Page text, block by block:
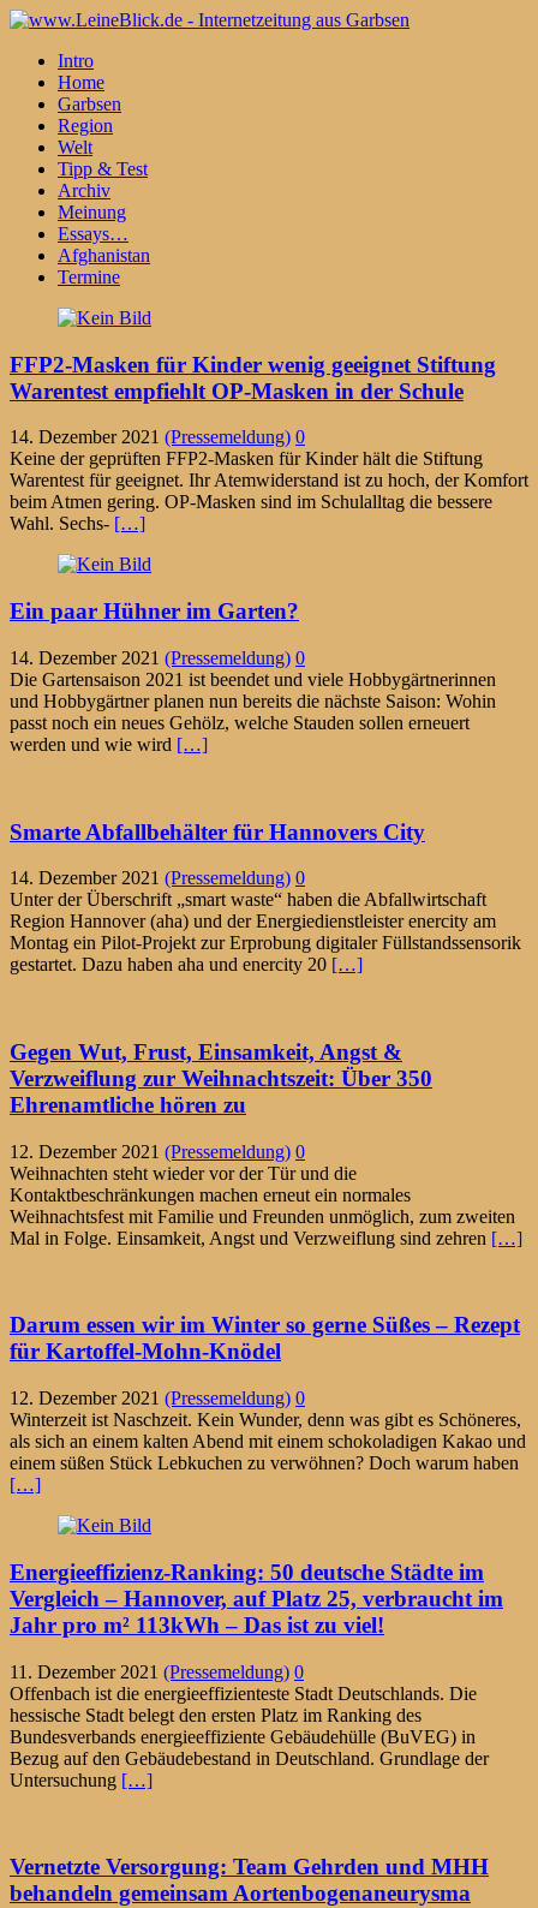
Intro
Home
Garbsen
Region
Welt
Tipp & Test
Archiv
Meinung
Essays…
Afghanistan
Termine
FFP2-Masken für Kinder wenig geeignet Stiftung
Warentest empfiehlt OP-Masken in der Schule
14. Dezember 2021 (Pressemeldung) 0
Keine der geprüften FFP2-Masken für Kinder hält die Stiftung
Warentest für geeignet. Ihr Atemwiderstand ist zu hoch, der Komfort
beim Atmen gering. OP-Masken sind im Schulalltag die bessere
Wahl. Sechs- […]
Ein paar Hühner im Garten?
14. Dezember 2021 (Pressemeldung) 0
Die Gartensaison 2021 ist beendet und viele Hobbygärtnerinnen
und Hobbygärtner planen nun bereits die nächste Saison: Wohin
passt noch ein neues Gehölz, welche Stauden sollen erneuert
werden und wie wird […]
Smarte Abfallbehälter für Hannovers City
14. Dezember 2021 (Pressemeldung) 0
Unter der Überschrift „smart waste“ haben die Abfallwirtschaft
Region Hannover (aha) und der Energiedienstleister enercity am
Montag ein Pilot-Projekt zur Erprobung digitaler Füllstandssensorik
gestartet. Dazu haben aha und enercity 20 […]
Gegen Wut, Frust, Einsamkeit, Angst &
Verzweiflung zur Weihnachtszeit: Über 350
Ehrenamtliche hören zu
12. Dezember 2021 (Pressemeldung) 0
Weihnachten steht wieder vor der Tür und die
Kontaktbeschränkungen machen erneut ein normales
Weihnachtsfest mit Familie und Freunden unmöglich, zum zweiten
Mal in Folge. Einsamkeit, Angst und Verzweiflung sind zehren […]
Darum essen wir im Winter so gerne Süßes – Rezept
für Kartoffel-Mohn-Knödel
12. Dezember 2021 (Pressemeldung) 0
Winterzeit ist Naschzeit. Kein Wunder, denn was gibt es Schöneres,
als sich an einem kalten Abend mit einem schokoladigen Kakao und
einem süßen Stück Lebkuchen zu verwöhnen? Doch warum haben
[…]
Energieeffizienz-Ranking: 50 deutsche Städte im
Vergleich – Hannover, auf Platz 25, verbraucht im
Jahr pro m² 113kWh – Das ist zu viel!
11. Dezember 2021 (Pressemeldung) 0
Offenbach ist die energieeffizienteste Stadt Deutschlands. Die
hessische Stadt belegt den ersten Platz im Ranking des
Bundesverbands energieeffiziente Gebäudehülle (BuVEG) in
Bezug auf den Gebäudebestand in Deutschland. Grundlage der
Untersuchung […]
Vernetzte Versorgung: Team Gehrden und MHH
behandeln gemeinsam Aortenbogenaneurysma